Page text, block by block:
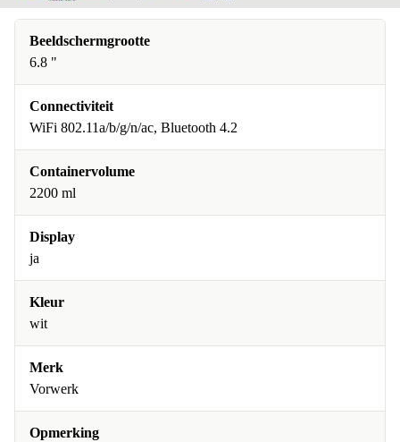
Beeldschermgrootte
6.8 "
Connectiviteit
WiFi 802.11a/b/g/n/ac, Bluetooth 4.2
Containervolume
2200 ml
Display
ja
Kleur
wit
Merk
Vorwerk
Opmerking